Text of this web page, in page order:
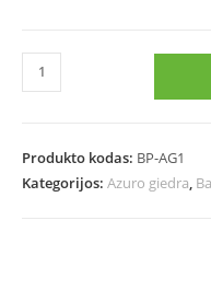
Produkto kodas: BP-AG1
Kategorijos: Azuro giedra,